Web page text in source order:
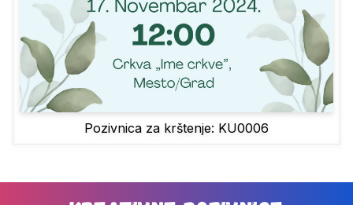
Pozivnica za krštenje: KU0006